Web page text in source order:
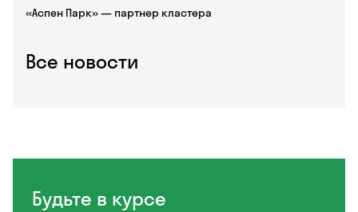
«Аспен Парк» — партнер кластера
Все новости
Будьте в курсе